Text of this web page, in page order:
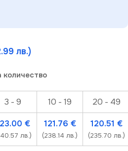
лв.)
количество
3 - 9 10 - 19 20 - 49
€
лв.)
121.76 €
(238.14 лв.)
120.51 €
(235.70 лв.)